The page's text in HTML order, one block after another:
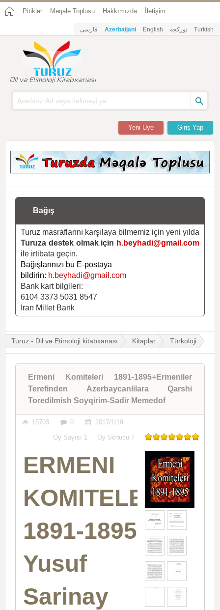
Pitiklər Məqalə Toplusu Hakkımızda İletişim
فارسی Azerbaijani English تورکجه Turkish
Giriş Yap
Yeni Üye
Bağış
Turuz masraflarını karşılaya bilmemiz için yeni yılda
Turuza destek olmak için h.beyhadi@gmail.com
ile irtibata geçin.
Bağışlarınızı bu E-postaya
bildirin: h.beyhadi@gmail.com
Bank kart bilgileri:
6104 3373 5031 8547
Iran Millet Bank
Turuz - Dil və Etimoloji kitabxanası Kitaplar Türkoloji
Ermeni Komiteleri 1891-1895+Ermeniler
Terefinden Azerbaycanlilara Qarshi
Toredilmish Soyqirim-Sadir Memedof
15703 0 2017/1/19
Oy Sayısı 1 Oy Sonucu 7
ERMENI
KOMITELERI-
1891-1895
Yusuf
Sarinay